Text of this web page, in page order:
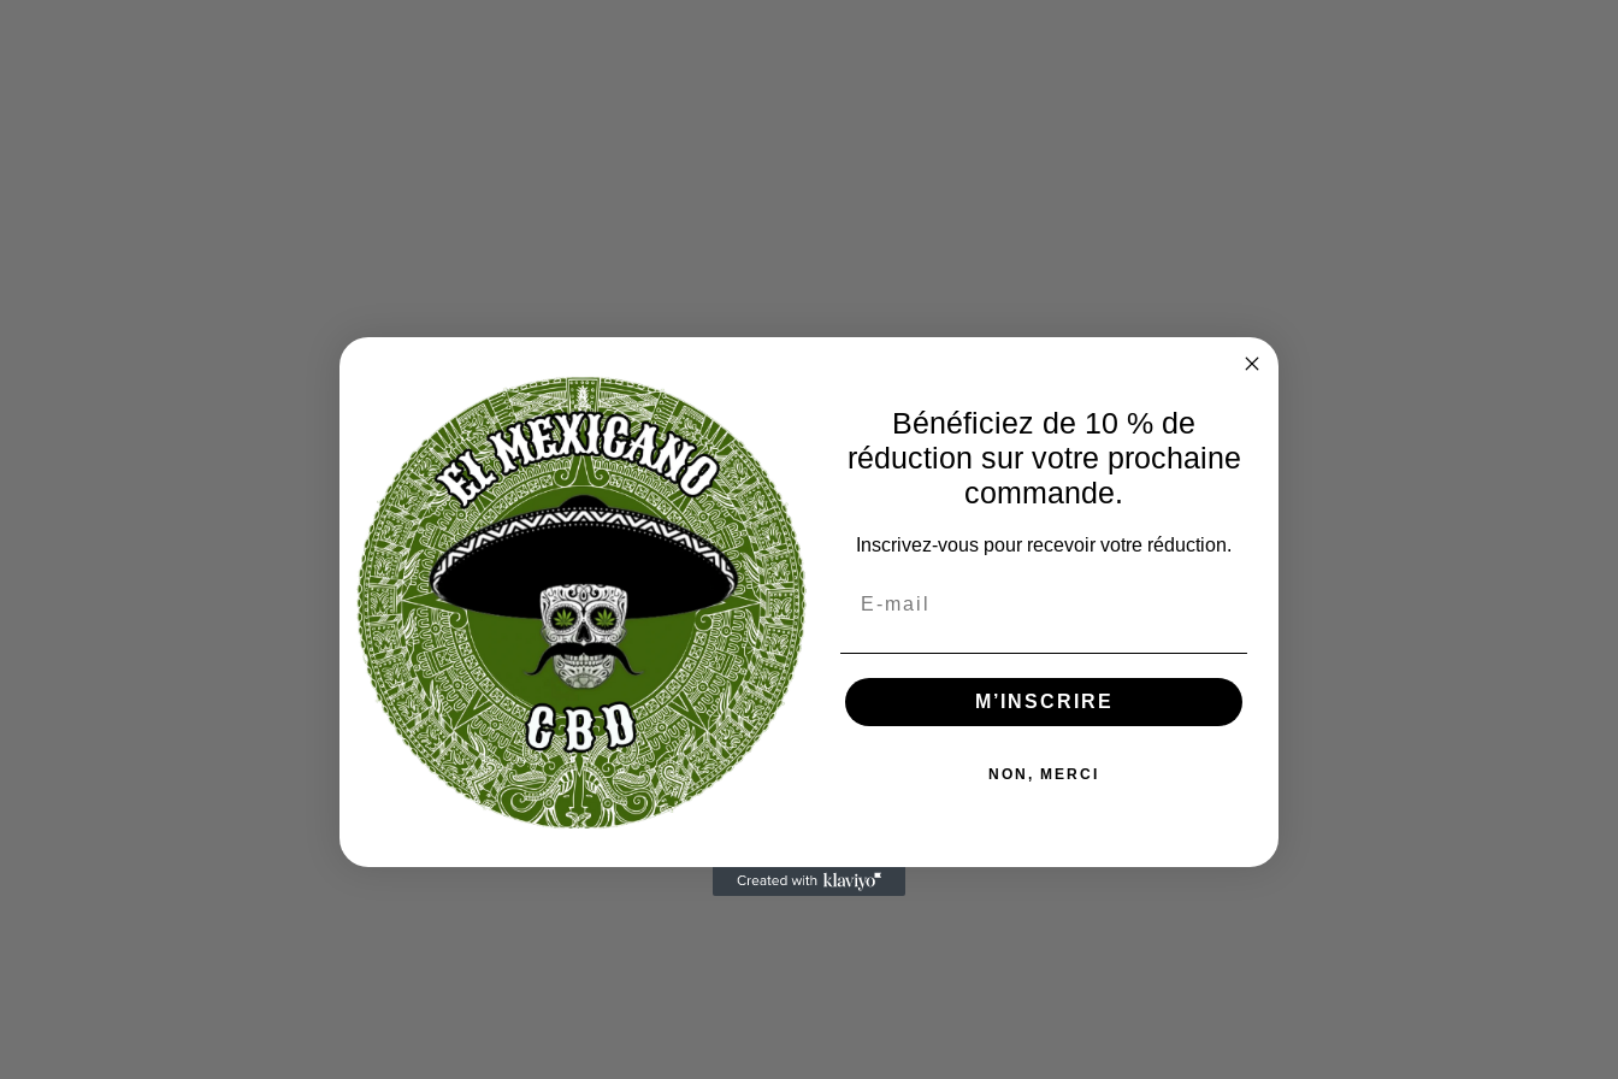
Bénéficiez de 10 % de
réduction sur votre prochaine
commande.
Inscrivez-vous pour recevoir votre réduction.
M’INSCRIRE
NON, MERCI